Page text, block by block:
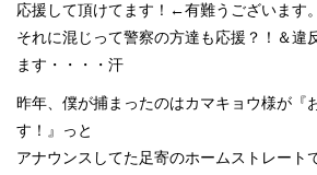
応援して頂けてます！←有難うございます。
それに混じって警察の方達も応援？！＆違
ます・・・・汗
昨年、僕が捕まったのはカマキョウ様が『
す！』っと
アナウンスしてた足寄のホームストレート